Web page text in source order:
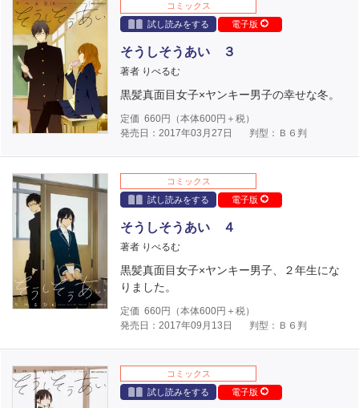
コミックス
試し読みをする
電子版
そうしそうあい ３
著者 りべるむ
黒髪真面目女子×ヤンキー男子の幸せな冬。
定価 660円（本体600円＋税）
発売日：2017年03月27日
判型：Ｂ６判
コミックス
試し読みをする
電子版
そうしそうあい ４
著者 りべるむ
黒髪真面目女子×ヤンキー男子、２年生にな
りました。
定価 660円（本体600円＋税）
発売日：2017年09月13日
判型：Ｂ６判
コミックス
試し読みをする
電子版